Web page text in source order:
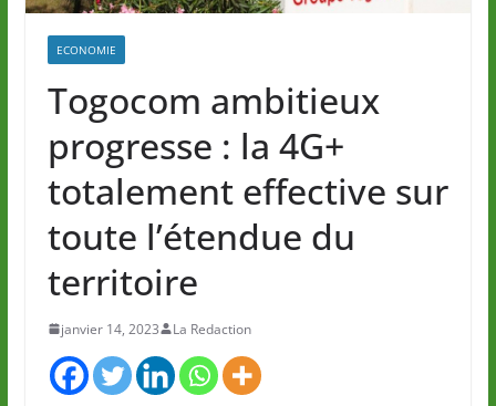
ECONOMIE
Togocom ambitieux
progresse : la 4G+
totalement effective sur
toute l’étendue du
territoire
janvier 14, 2023 La Redaction